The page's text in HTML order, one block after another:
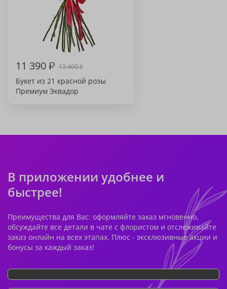
11 390₽ 13 400₽
Букет из 21 красной розы
Премиум Эквадор
В приложении удобнее и
быстрее!
Преимущества для Вас: оформляйте заказ мгновенно,
обсуждайте все детали в чате с флористом и отслеживайте
заказ онлайн на всех этапах. Плюс - эксклюзивные акции и
бонусы за каждый заказ!